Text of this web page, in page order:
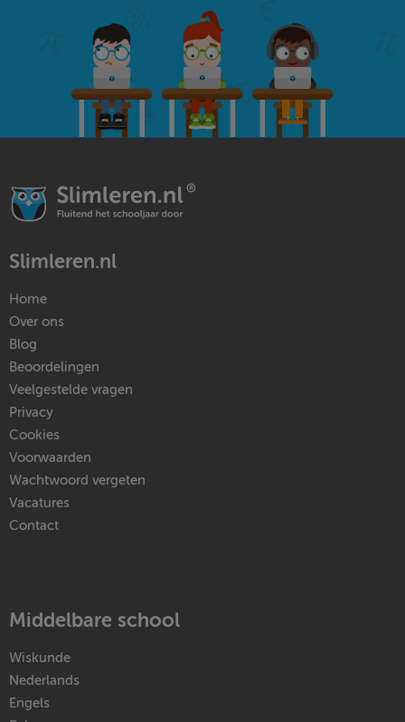
Slimleren.nl
Home
Over ons
Blog
Beoordelingen
Veelgestelde vragen
Privacy
Cookies
Voorwaarden
Wachtwoord vergeten
Vacatures
Contact
Middelbare school
Wiskunde
Nederlands
Engels